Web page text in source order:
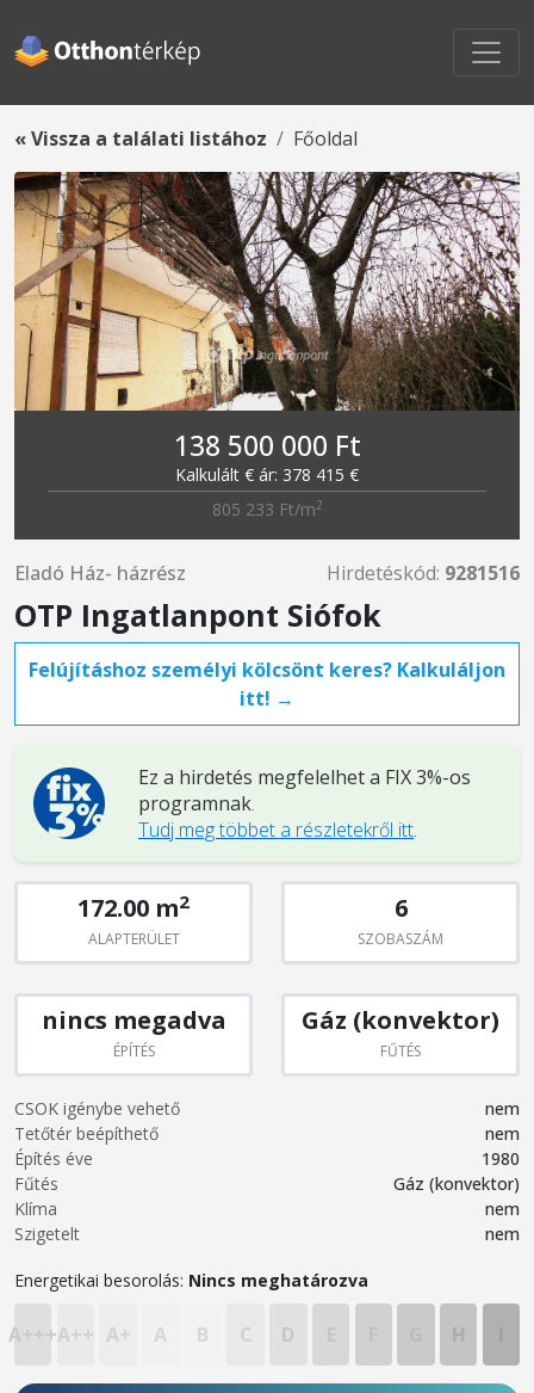
« Vissza a találati listához Főoldal
138 500 000 Ft
Kalkulált € ár: 378 415 €
805 233 Ft/m2
Eladó Ház- házrész Hirdetéskód: 9281516
OTP Ingatlanpont Siófok
Felújításhoz személyi kölcsönt keres? Kalkuláljon
itt! →
Ez a hirdetés megfelelhet a FIX 3%-os
programnak.
Tudj meg többet a részletekről itt.
172.00 m2
ALAPTERÜLET
6
SZOBASZÁM
nincs megadva
ÉPÍTÉS
Gáz (konvektor)
FŰTÉS
CSOK igénybe vehető
nem
Tetőtér beépíthető
nem
Építés éve
1980
Fűtés
Gáz (konvektor)
Klíma
nem
Szigetelt
nem
Energetikai besorolás: Nincs meghatározva
A+++A++ A+ A B C D